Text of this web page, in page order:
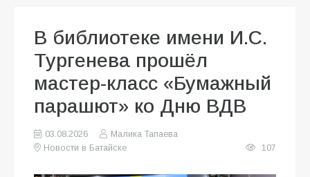
В библиотеке имени И.С.
Тургенева прошёл
мастер-класс «Бумажный
парашют» ко Дню ВДВ
03.08.2026
Малика Тапаева
Новости в Батайске
107